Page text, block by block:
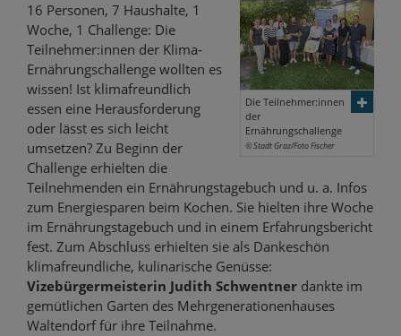
Die Teilnehmer:innen
der
Ernährungschallenge
© Stadt Graz/Foto Fischer
16 Personen, 7 Haushalte, 1
Woche, 1 Challenge: Die
Teilnehmer:innen der Klima-
Ernährungschallenge wollten es
wissen! Ist klimafreundlich
essen eine Herausforderung
oder lässt es sich leicht
umsetzen? Zu Beginn der
Challenge erhielten die
Teilnehmenden ein Ernährungstagebuch und u. a. Infos
zum Energiesparen beim Kochen. Sie hielten ihre Woche
im Ernährungstagebuch und in einem Erfahrungsbericht
fest. Zum Abschluss erhielten sie als Dankeschön
klimafreundliche, kulinarische Genüsse:
Vizebürgermeisterin Judith Schwentner dankte im
gemütlichen Garten des Mehrgenerationenhauses
Waltendorf für ihre Teilnahme.